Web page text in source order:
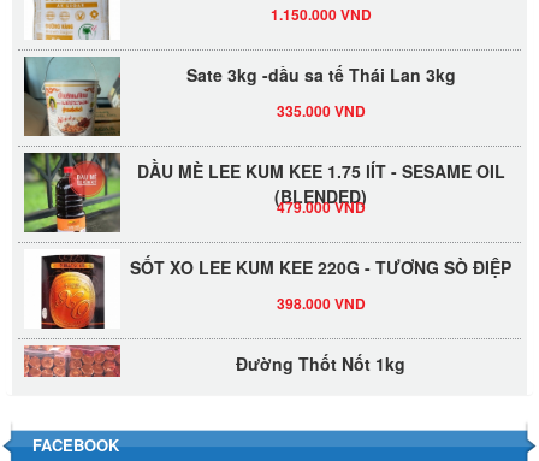
Sate 3kg -dầu sa tế Thái Lan 3kg
DẦU MÈ LEE KUM KEE 1.75 lÍT - SESAME OIL
(BLENDED)
479.000 VND
SỐT XO LEE KUM KEE 220G - TƯƠNG SÒ ĐIỆP
Đường Thốt Nốt 1kg
Đường phèn hạt Long An 500g
FACEBOOK